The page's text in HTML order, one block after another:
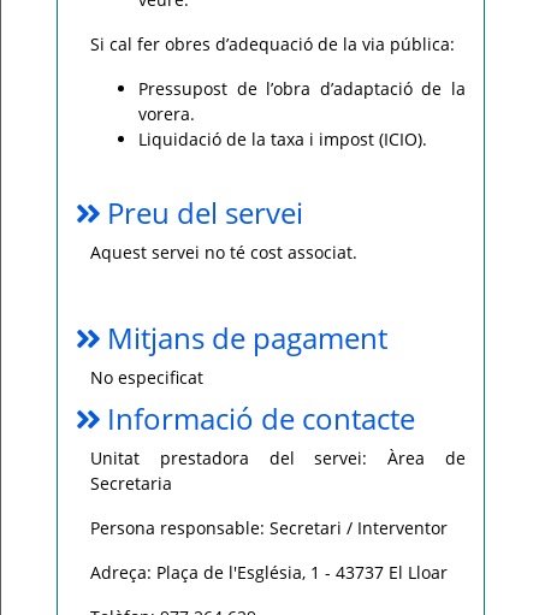
Si cal fer obres d’adequació de la via pública:
Pressupost de l’obra d’adaptació de la
vorera.
Liquidació de la taxa i impost (ICIO).
Preu del servei
Aquest servei no té cost associat.
Mitjans de pagament
No especificat
Informació de contacte
Unitat prestadora del servei: Àrea de
Secretaria
Persona responsable: Secretari / Interventor
Adreça: Plaça de l'Església, 1 - 43737 El Lloar